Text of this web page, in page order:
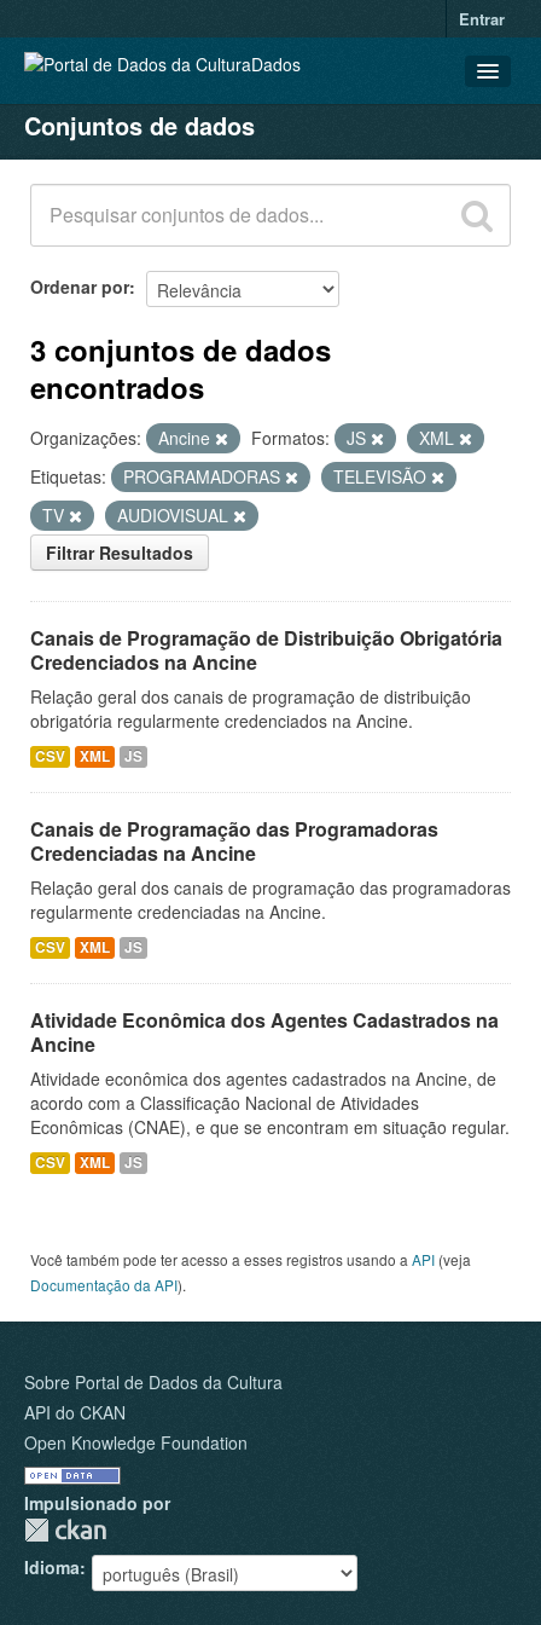
Entrar
CONJUNTOS DE DADOS
ORGANIZAÇÕES
GRUPOS
SOBRE
Conjuntos de dados
Ordenar por
3 conjuntos de dados
encontrados
Organizações: Ancine Formatos: JS
XML
Etiquetas:
PROGRAMADORAS
TELEVISÃO
TV
AUDIOVISUAL
Filtrar Resultados
Canais de Programação de Distribuição Obrigatória
Credenciados na Ancine
Relação geral dos canais de programação de distribuição
obrigatória regularmente credenciados na Ancine.
CSV XML JS
Canais de Programação das Programadoras
Credenciadas na Ancine
Relação geral dos canais de programação das programadoras
regularmente credenciadas na Ancine.
CSV XML JS
Atividade Econômica dos Agentes Cadastrados na
Ancine
Atividade econômica dos agentes cadastrados na Ancine, de
acordo com a Classificação Nacional de Atividades
Econômicas (CNAE), e que se encontram em situação regular.
CSV XML JS
Você também pode ter acesso a esses registros usando a API (veja
Documentação da API).
Sobre Portal de Dados da Cultura
API do CKAN
Open Knowledge Foundation
Impulsionado por
Idioma